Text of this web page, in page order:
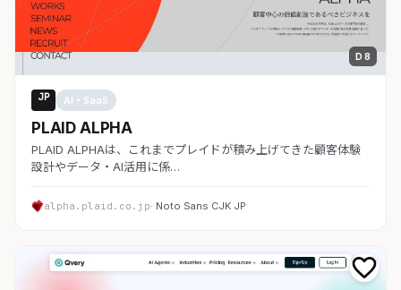
D 8
JP AI・SaaS
PLAID ALPHA
PLAID ALPHAは、これまでプレイドが積み上げてきた顧客体験
設計やデータ・AI活用に係…
alpha.plaid.co.jp· Noto Sans CJK JP